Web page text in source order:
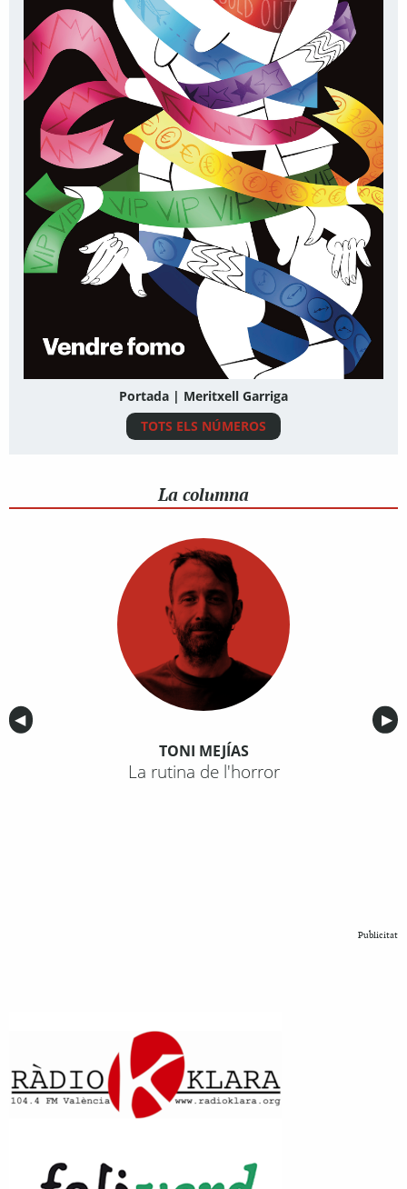
Portada | Meritxell Garriga
TOTS ELS NÚMEROS
La columna
Anterior
◀︎ ▶︎
TONI MEJÍAS
La rutina de l'horror
Publicitat